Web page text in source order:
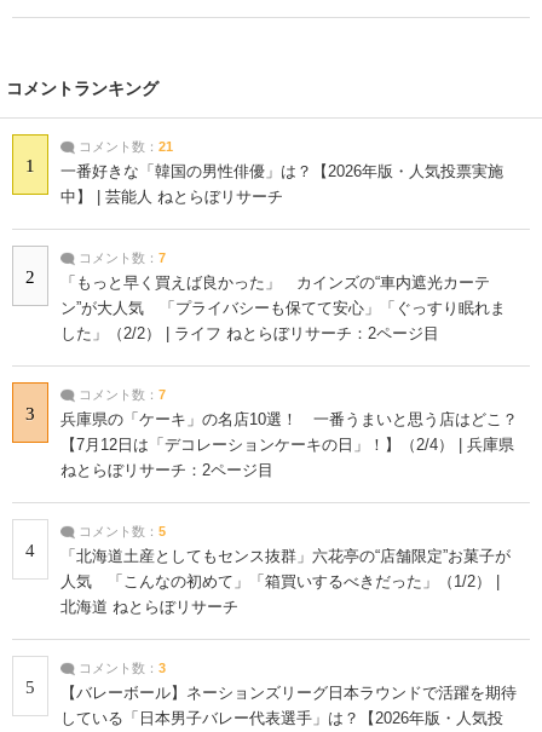
コメントランキング
1
コメント数： 21
一番好きな「韓国の男性俳優」は？【2026年版・人気投票実施
中】 | 芸能人 ねとらぼリサーチ
2
コメント数： 7
「もっと早く買えば良かった」 カインズの“車内遮光カーテ
ン”が大人気 「プライバシーも保てて安心」「ぐっすり眠れま
した」（2/2） | ライフ ねとらぼリサーチ：2ページ目
3
コメント数： 7
兵庫県の「ケーキ」の名店10選！ 一番うまいと思う店はどこ？
【7月12日は「デコレーションケーキの日」！】（2/4） | 兵庫県
ねとらぼリサーチ：2ページ目
4
コメント数： 5
「北海道土産としてもセンス抜群」六花亭の“店舗限定”お菓子が
人気 「こんなの初めて」「箱買いするべきだった」（1/2） |
北海道 ねとらぼリサーチ
5
コメント数： 3
【バレーボール】ネーションズリーグ日本ラウンドで活躍を期待
している「日本男子バレー代表選手」は？【2026年版・人気投